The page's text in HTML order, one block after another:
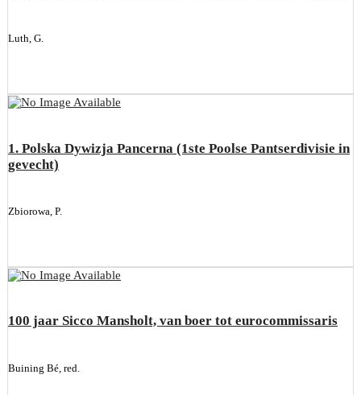
Luth, G.
1. Polska Dywizja Pancerna (1ste Poolse Pantserdivisie in
gevecht)
Zbiorowa, P.
100 jaar Sicco Mansholt, van boer tot eurocommissaris
Buining Bé, red.